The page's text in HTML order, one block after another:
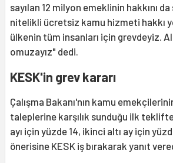
sayılan 12 milyon emeklinin hakkını
nitelikli ücretsiz kamu hizmeti hakkı
ülkenin tüm insanları için grevdeyiz.
omuzayız" dedi.
KESK'in grev kararı
Çalışma Bakanı'nın kamu
taleplerine karşılık sunduğu ilk teklifte
ayı için yüzde 14, ikinci altı ay için
önerisine KESK iş bırakarak yanıt